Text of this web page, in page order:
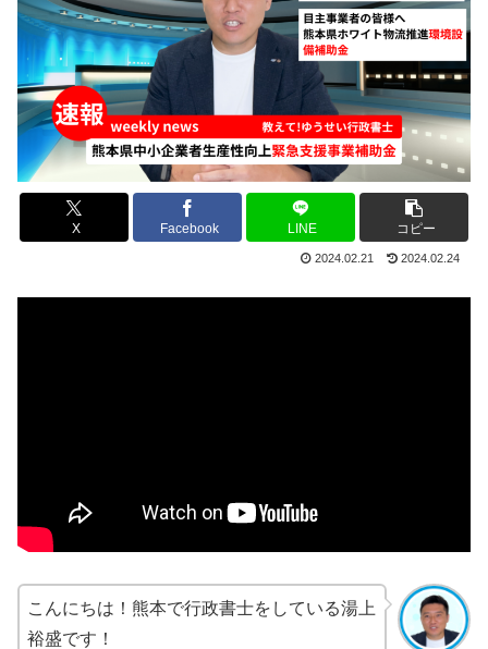
X Facebook LINE コピー
2024.02.21 2024.02.24
こんにちは！熊本で行政書士をしている湯上
裕盛です！